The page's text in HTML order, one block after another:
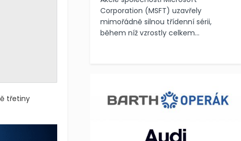
třetiny
Corporation (MSFT) uzavřely
mimořádně silnou třídenní sérii,
během níž vzrostly celkem...